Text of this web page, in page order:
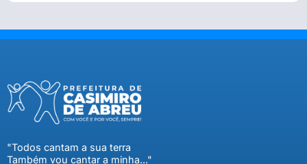
"Todos cantam a sua terra
Também vou cantar a minha..."